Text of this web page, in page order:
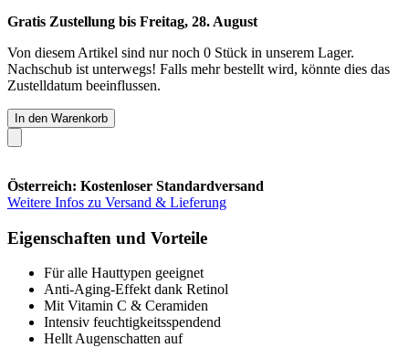
Gratis Zustellung bis Freitag, 28. August
Von diesem Artikel sind nur noch 0 Stück in unserem Lager.
Nachschub ist unterwegs! Falls mehr bestellt wird, könnte dies das
Zustelldatum beeinflussen.
In den Warenkorb
Österreich: Kostenloser Standardversand
Weitere Infos zu Versand & Lieferung
Eigenschaften und Vorteile
Für alle Hauttypen geeignet
Anti-Aging-Effekt dank Retinol
Mit Vitamin C & Ceramiden
Intensiv feuchtigkeitsspendend
Hellt Augenschatten auf